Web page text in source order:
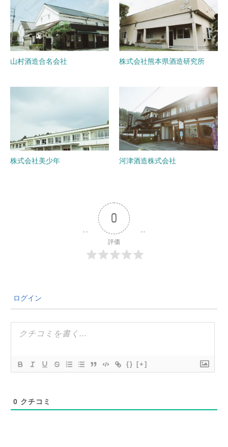
山村酒造合名会社 株式会社熊本県酒造研究所
株式会社美少年 河津酒造株式会社
0
評価
ログイン
{} [+]
0 クチコミ